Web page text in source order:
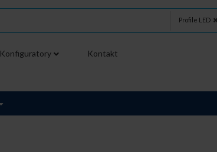
Profile LED
Konfiguratory Kontakt